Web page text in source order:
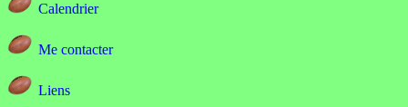
Calendrier
Me contacter
Liens